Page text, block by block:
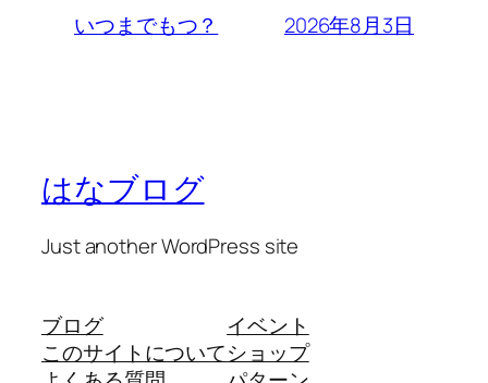
いつまでもつ？ 2026年8月3日
はなブログ
Just another WordPress site
ブログ
このサイトについて
イベント
ショップ